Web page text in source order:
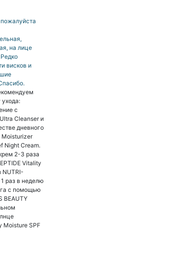
на лице
висков и
с
Cleanser и
дневного
Moisturizer
Night Cream.
2-3 раза
Vitality
NUTRI-
раз в неделю
с помощью
BEAUTY
Moisture SPF